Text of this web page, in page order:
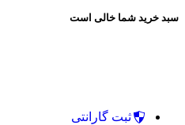
سبد خرید شما خالی است
ثبت گارانتی